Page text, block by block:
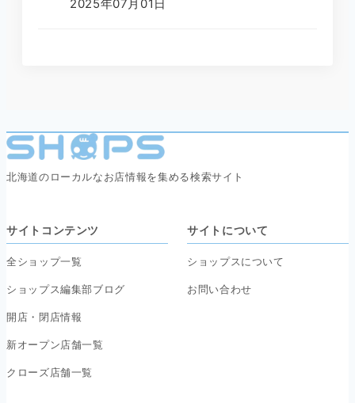
2025年07月01日
北海道のローカルなお店情報を集める検索サイト
サイトコンテンツ
全ショップ一覧
ショップス編集部ブログ
開店・閉店情報
新オープン店舗一覧
クローズ店舗一覧
サイトについて
ショップスについて
お問い合わせ